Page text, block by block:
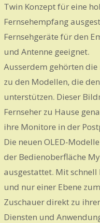
Twin Konzept für eine
Fernsehempfang
Fernsehgeräte für den
und Antenne geeignet.
Ausserdem gehörten die
zu den Modellen, die
unterstützen. Dieser
Fernseher zu Hause
ihre Monitore in der
Die neuen OLED-
der Bedienoberfläche
ausgestattet. Mit
und nur einer Ebene
Zuschauer direkt zu
Diensten und